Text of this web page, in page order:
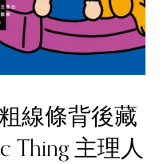
線條背後藏
Thing 主理人